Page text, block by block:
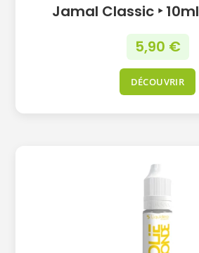
Jamal Classic ‣ 10ml
5,90 €
DÉCOUVRIR